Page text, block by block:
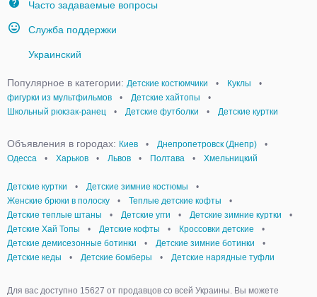
Часто задаваемые вопросы
Служба поддержки
Украинский
Популярное в категории: Детские костюмчики • Куклы
•
фигурки из мультфильмов
• Детские хайтопы
•
Школьный рюкзак-ранец
• Детские футболки • Детские куртки
Объявления в городах: Киев • Днепропетровск (Днепр)
•
Одесса
• Харьков • Львов • Полтава • Хмельницкий
Детские куртки • Детские зимние костюмы
•
Женские брюки в полоску
• Теплые детские кофты
•
Детские теплые штаны
• Детские угги • Детские зимние куртки
•
Детские Хай Топы
• Детские кофты • Кроссовки детские
•
Детские демисезонные ботинки
• Детские зимние ботинки
•
Детские кеды
• Детские бомберы • Детские нарядные туфли
Для вас доступно 15627 от продавцов со всей Украины. Вы можете